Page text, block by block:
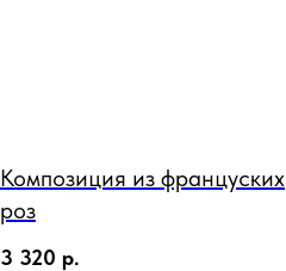
Композиция из француских
роз
3 320 р.